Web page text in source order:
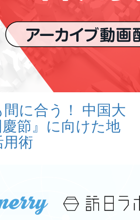
に合う！ 中国大
節』に向けた地
術